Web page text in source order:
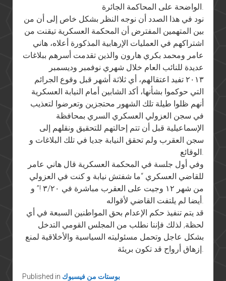
نود في هذا الصدد أن نوجه النظر بشكل خاص إلى أن من
بين المتهمين المفترض أن المحكمة العسكرية تيقنت من
اشتراكهم في العمليات الإرهابية المذكورة أعلاه، هاني
عامر ومحمد بكري هارون والذين تقدمت أسرهم ببلاغات
عديدة للنائب العام خلال شهري نوفمبر وديسمبر
٢٠١٣ تفيد اعتقالهم، أي ثلاثة أشهر قبل وقوع الجرائم
التي حوكموا بشأنها، أكد الشابين أمام النيابة العسكرية
أنهم ظلوا طيلة تلك الشهور محتجزين وتعرضوا لتعذيب
في سجن العزولي العسكري السري بمحافظة
الإسماعيلية قبل أن تتم إحالتهم للتحقيق ونقلهم إلى
سجن العقرب ولم تحقق النيابة جديا في تلك البلاغات و
وفي أول جلسة في المحكمة العسكرية قال هاني عامر
للقاضي العسكري “ما شفتش نيابة و كنت في العزولي
من شهر ١٢ وجيت على العقرب مباشرة في ٣/٢٠ !” و
لحظة, لذلك فإننا نطلب من المجلس القومي التدخل
بشكل عاجل وتحمل مسئوليته السياسية والأخلاقية لمنع
Published in بوستات من فيسبوك